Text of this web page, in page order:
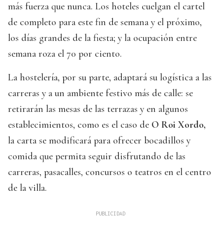
más fuerza que nunca. Los hoteles cuelgan el cartel
de completo para este fin de semana y el próximo,
los días grandes de la fiesta; y la ocupación entre
semana roza el 70 por ciento.
La hostelería, por su parte, adaptará su logística a las
carreras y a un ambiente festivo más de calle: se
retirarán las mesas de las terrazas y en algunos
establecimientos, como es el caso de O Roi Xordo,
la carta se modificará para ofrecer bocadillos y
comida que permita seguir disfrutando de las
carreras, pasacalles, concursos o teatros en el centro
de la villa.